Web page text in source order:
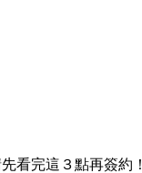
看完這３點再簽約！